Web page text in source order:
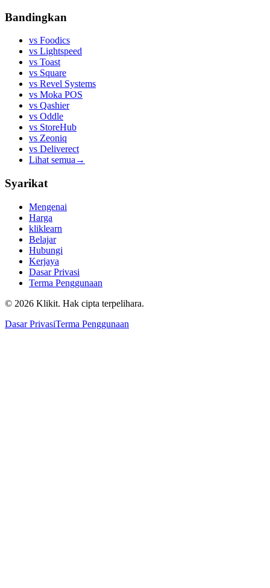
Bandingkan
vs Foodics
vs Lightspeed
vs Toast
vs Square
vs Revel Systems
vs Moka POS
vs Qashier
vs Oddle
vs StoreHub
vs Zeoniq
vs Deliverect
Lihat semua →
Syarikat
Mengenai
Harga
kliklearn
Belajar
Hubungi
Kerjaya
Dasar Privasi
Terma Penggunaan
© 2026 Klikit. Hak cipta terpelihara.
Dasar PrivasiTerma Penggunaan